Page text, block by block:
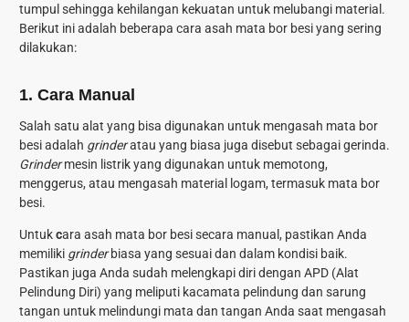
tumpul sehingga kehilangan kekuatan untuk melubangi material.
Berikut ini adalah beberapa cara asah mata bor besiyang sering
dilakukan:
1. Cara Manual
Salah satu alat yang bisa digunakan untuk mengasah mata bor
besi adalah grinderatau yang biasa juga disebut sebagai gerinda.
Grindermesin listrik yang digunakan untuk memotong,
menggerus, atau mengasah material logam, termasuk mata bor
besi.
Untukcara asah mata bor besisecara manual, pastikan Anda
memiliki grinderbiasa yang sesuai dan dalam kondisi baik.
Pastikan juga Anda sudah melengkapi diri dengan APD (Alat
Pelindung Diri) yang meliputi kacamata pelindung dan sarung
tangan untuk melindungi mata dan tangan Anda saat mengasah